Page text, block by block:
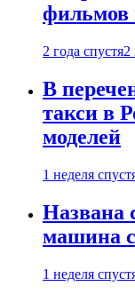
фильмов
2 года спустя2
В
такси в
моделей
1 неделя
Названа
машина
1 неделя